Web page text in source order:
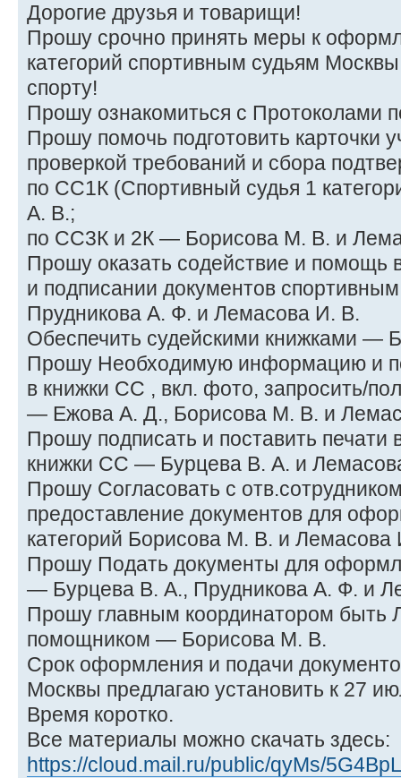
Дорогие друзья и товарищи!
Прошу срочно принять меры к
категорий спортивным судьям
спорту!
Прошу ознакомиться с Протоколами
Прошу помочь подготовить карточки
проверкой требований и сбора
по СС1К (Спортивный судья 1
А. В.;
по СС3К и 2К — Борисова М. В. и
Прошу оказать содействие и
и подписании документов
Прудникова А. Ф. и Лемасова И. В.
Обеспечить судейскими книжками —
Прошу Необходимую информацию и
в книжки СС , вкл. фото, запросить/
— Ежова А. Д., Борисова М. В. и
Прошу подписать и поставить печати
книжки СС — Бурцева В. А. и
Прошу Согласовать с
предоставление документов для
категорий Борисова М. В. и Лемасова
Прошу Подать документы для
— Бурцева В. А., Прудникова А. Ф. и
Прошу главным координатором быть
помощником — Борисова М. В.
Срок оформления и подачи
Москвы предлагаю установить к 27
Время коротко.
Все материалы можно скачать здесь:
https://cloud.mail.ru/public/qyMs/